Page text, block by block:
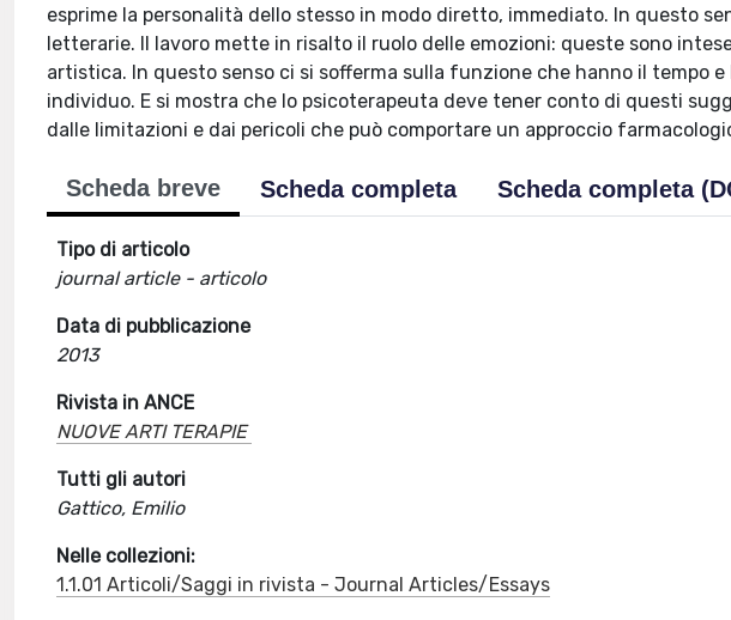
esprime la personalità dello stesso in modo diretto, immediato. In questo
letterarie. Il lavoro mette in risalto il ruolo delle emozioni: queste sono
artistica. In questo senso ci si sofferma sulla funzione che hanno il tempo
individuo. E si mostra che lo psicoterapeuta deve tener conto di questi
dalle limitazioni e dai pericoli che può comportare un approccio
Scheda breve Scheda completa Scheda completa
Tipo di articolo
journal article - articolo
Data di pubblicazione
2013
Rivista in ANCE
NUOVE ARTI TERAPIE
Tutti gli autori
Gattico, Emilio
Nelle collezioni:
1.1.01 Articoli/Saggi in rivista - Journal Articles/Essays